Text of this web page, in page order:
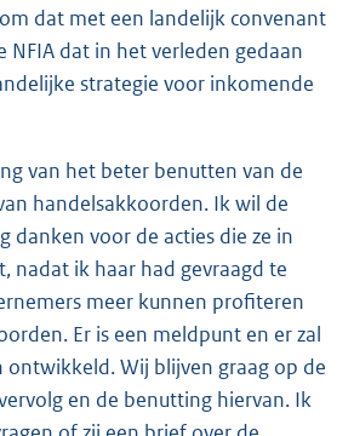
dat met een landelijk convenant
NFIA dat in het verleden gedaan
strategie voor inkomende
van het beter benutten van de
handelsakkoorden. Ik wil de
danken voor de acties die ze in
nadat ik haar had gevraagd te
meer kunnen profiteren
Er is een meldpunt en er zal
ontwikkeld. Wij blijven graag op de
en de benutting hiervan. Ik